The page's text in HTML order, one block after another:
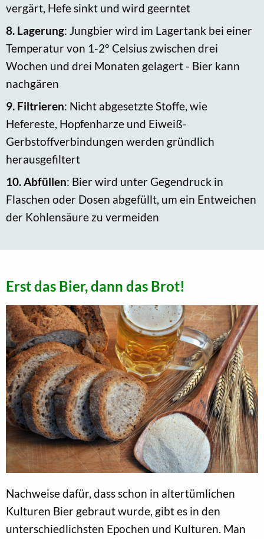
vergärt, Hefe sinkt und wird geerntet
8. Lagerung: Jungbier wird im Lagertank bei einer
Temperatur von 1-2° Celsius zwischen drei
Wochen und drei Monaten gelagert - Bier kann
nachgären
9. Filtrieren: Nicht abgesetzte Stoffe, wie
Hefereste, Hopfenharze und Eiweiß-
Gerbstoffverbindungen werden gründlich
herausgefiltert
10.Abfüllen: Bier wird unter Gegendruck in
Flaschen oder Dosen abgefüllt, um ein Entweichen
der Kohlensäure zu vermeiden
Erst das Bier, dann das Brot!
Nachweise dafür, dass schon in altertümlichen
Kulturen Bier gebraut wurde, gibt es in den
unterschiedlichsten Epochen und Kulturen. Man